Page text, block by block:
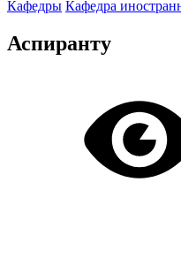
Кафедры Кафедра
Аспиранту